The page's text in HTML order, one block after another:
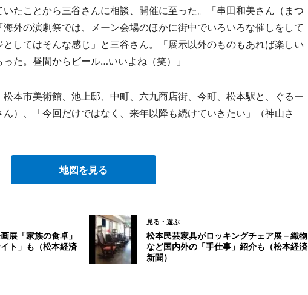
たことから三谷さんに相談、開催に至った。「串田和美さん（まつ
外の演劇祭では、メーン会場のほかに街中でいろいろな催しをして
してはそんな感じ」と三谷さん。「展示以外のものもあれば楽しい
た。昼間からビール…いいよね（笑）」
本市美術館、池上邸、中町、六九商店街、今町、松本駅と、ぐるー
）、「今回だけではなく、来年以降も続けていきたい」（神山さ
地図を見る
展「家族の食卓」
ト」も（松本経済
見る・遊ぶ
松本民芸家具がロッキングチェア展－織物
など国内外の「手仕事」紹介も（松本経済
新聞）